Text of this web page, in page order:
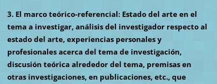
3. El marco teórico-referencial: Estado del arte en el
tema a investigar, análisis del investigador respecto al
estado del arte, experiencias personales y
profesionales acerca del tema de investigación,
discusión teórica alrededor del tema, premisas en
otras investigaciones, en publicaciones, etc., que